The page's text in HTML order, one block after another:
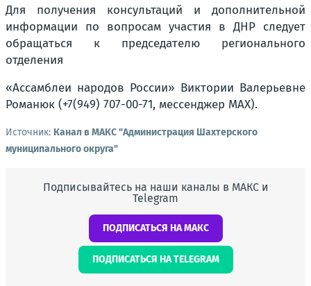
Для получения консультаций и дополнительной
информации по вопросам участия в ДНР следует
обращаться к председателю регионального
отделения
«Ассамблеи народов России» Виктории Валерьевне
Романюк (+7(949) 707-00-71, мессенджер MAX).
Источник: Канал в МАКС "Администрация Шахтерского
муниципального округа"
Подписывайтесь на наши каналы в МАКС и
Telegram
ПОДПИСАТЬСЯ НА МАКС
ПОДПИСАТЬСЯ НА TELEGRAM